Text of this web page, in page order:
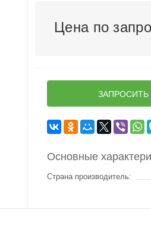
Цена по
Основные
Страна производитель: